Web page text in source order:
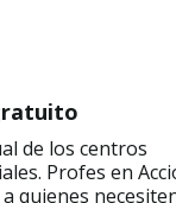
de los centros
Profes en
quienes